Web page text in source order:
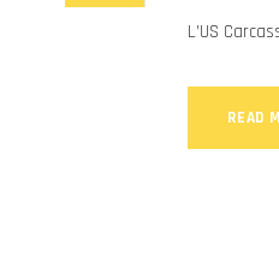
L’US
READ